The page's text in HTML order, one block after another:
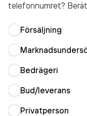
telefonnumret?
Försäljning
Bedrägeri
Bud/leverans
Privatperson